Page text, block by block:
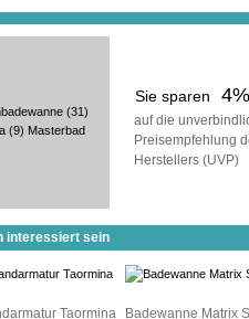
Sie sparen 4%
auf die
Preisempfehlung
Herstellers (UVP)
(31)
(9) Masterbad
interessiert sein
Taormina Badewanne Matrix